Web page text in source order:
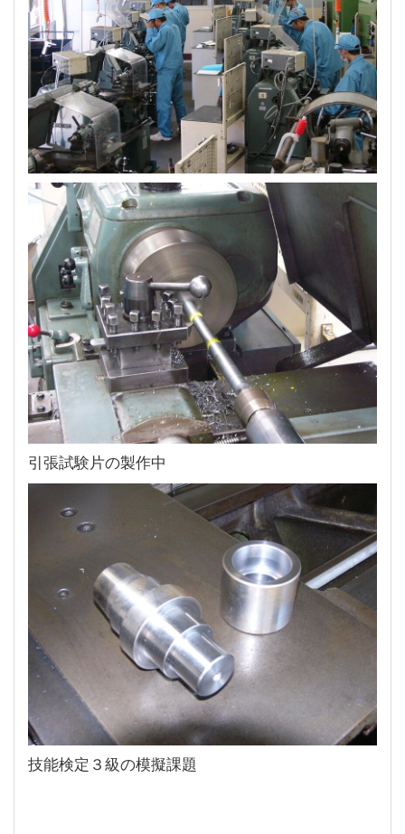
引張試験片の製作中
技能検定３級の模擬課題